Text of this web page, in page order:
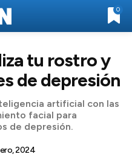
0
tu rostro y
de depresión
artificial con las
facial para
de depresión.
2024